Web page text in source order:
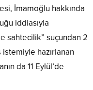
İmamoğlu hakkında
iddiasıyla
sahtecilik” suçundan 2
istemiyle hazırlanan
da 11 Eylül’de